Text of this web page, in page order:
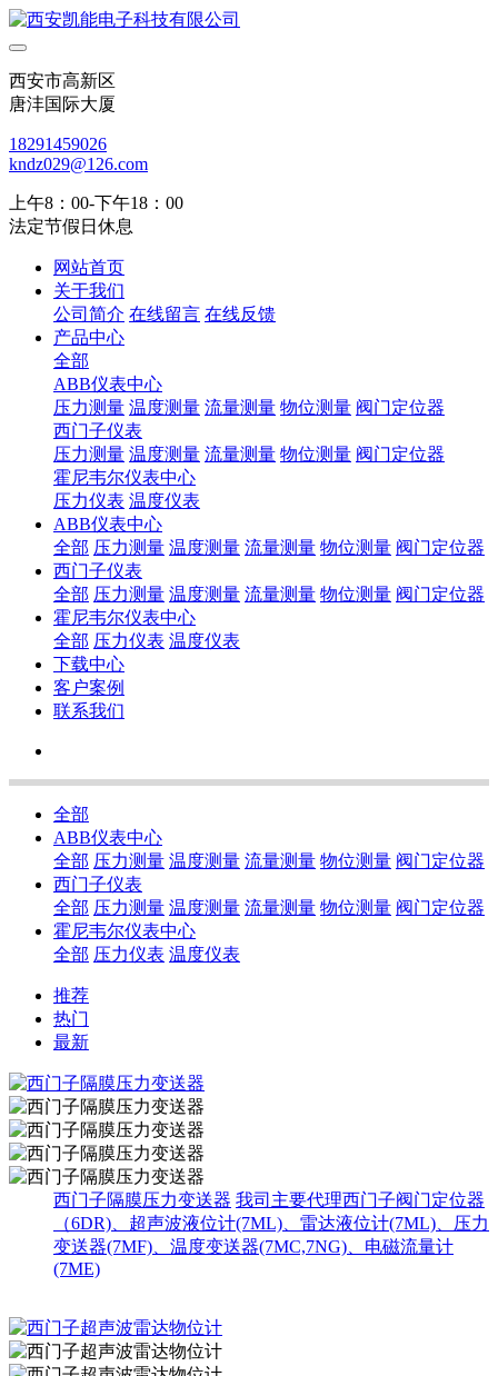
西安市高新区
唐沣国际大厦
18291459026
kndz029@126.com
上午8：00-下午18：00
法定节假日休息
网站首页
关于我们
公司简介 在线留言 在线反馈
产品中心
全部
ABB仪表中心
压力测量 温度测量 流量测量 物位测量 阀门定位器
西门子仪表
压力测量 温度测量 流量测量 物位测量 阀门定位器
霍尼韦尔仪表中心
压力仪表 温度仪表
ABB仪表中心
全部 压力测量 温度测量 流量测量 物位测量 阀门定位器
西门子仪表
全部 压力测量 温度测量 流量测量 物位测量 阀门定位器
霍尼韦尔仪表中心
全部 压力仪表 温度仪表
下载中心
客户案例
联系我们
全部
ABB仪表中心
全部 压力测量 温度测量 流量测量 物位测量 阀门定位器
西门子仪表
全部 压力测量 温度测量 流量测量 物位测量 阀门定位器
霍尼韦尔仪表中心
全部 压力仪表 温度仪表
推荐
热门
最新
西门子隔膜压力变送器 我司主要代理西门子阀门定位器
（6DR)、超声波液位计(7ML)、雷达液位计(7ML)、压力
变送器(7MF)、温度变送器(7MC,7NG)、电磁流量计
(7ME)